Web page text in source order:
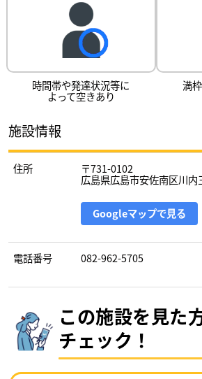
時間帯や発達状況等に
よって空きあり
満
施設情報
住所 〒731-0102
広島県広島市安佐南区川
Googleマップで見る
電話番号 082-962-5705
この施設を見た
チェック！